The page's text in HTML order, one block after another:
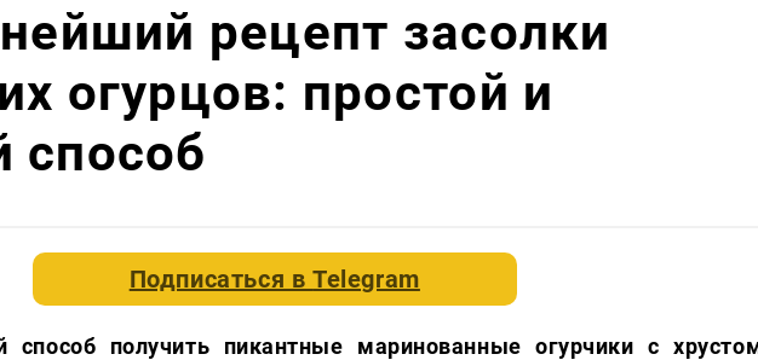
рецепт засолки
огурцов: простой и
способ
Подписаться вTelegram
способ получить пикантные маринованные огурчики с